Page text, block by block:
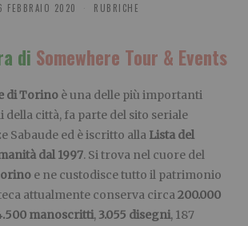
FEBBRAIO 2020 RUBRICHE
di Somewhere Tour & Events
di Torino è una delle più importanti
città, fa parte del sito seriale
Sabaude ed è iscritto alla Lista del
dal 1997. Si trova nel cuore del
e ne custodisce tutto il patrimonio
attualmente conserva circa200.000
manoscritti, 3.055 disegni, 187